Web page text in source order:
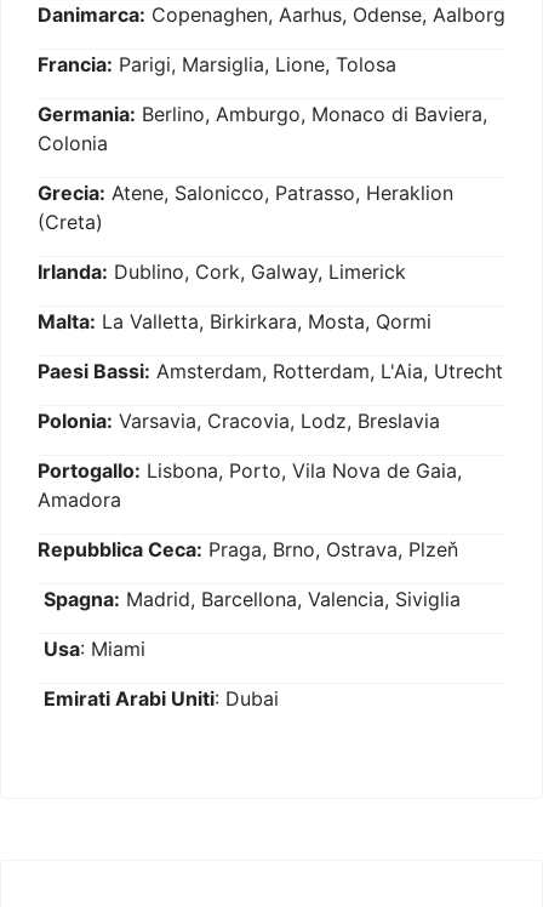
Danimarca: Copenaghen, Aarhus, Odense, Aalborg
Francia: Parigi, Marsiglia, Lione, Tolosa
Germania: Berlino, Amburgo, Monaco di Baviera,
Colonia
Grecia: Atene, Salonicco, Patrasso, Heraklion
(Creta)
Irlanda: Dublino, Cork, Galway, Limerick
Malta: La Valletta, Birkirkara, Mosta, Qormi
Paesi Bassi: Amsterdam, Rotterdam, L'Aia, Utrecht
Polonia: Varsavia, Cracovia, Lodz, Breslavia
Portogallo: Lisbona, Porto, Vila Nova de Gaia,
Amadora
Repubblica Ceca: Praga, Brno, Ostrava, Plzeň
Spagna: Madrid, Barcellona, Valencia, Siviglia
Usa: Miami
Emirati Arabi Uniti: Dubai